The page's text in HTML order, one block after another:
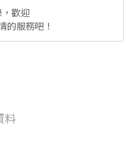
歡迎
的服務吧！
料